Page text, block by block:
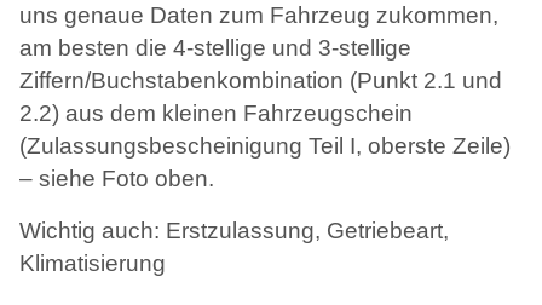
uns genaue Daten zum Fahrzeug zukommen,
am besten die 4-stellige und 3-stellige
Ziffern/Buchstabenkombination (Punkt 2.1 und
2.2) aus dem kleinen Fahrzeugschein
(Zulassungsbescheinigung Teil I, oberste Zeile)
– siehe Foto oben.
Wichtig auch: Erstzulassung, Getriebeart,
Klimatisierung